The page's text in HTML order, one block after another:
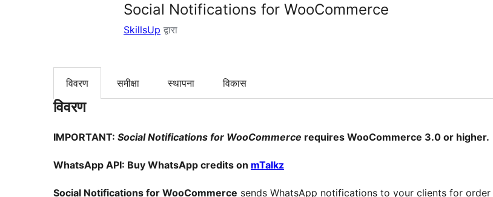
Social Notifications for WooCommerce
SkillsUp द्वारा
विवरण समीक्षा स्थापना विकास
विवरण
IMPORTANT: Social Notifications for WooCommerce requires WooCommerce 3.0 or higher.
WhatsApp API: Buy WhatsApp credits on mTalkz
Social Notifications for WooCommerce sends WhatsApp notifications to your clients for order